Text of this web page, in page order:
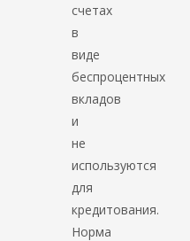
счетах
в
виде
беспроцентных
вкладов
и
не
используются
для
кредитования.
Норма